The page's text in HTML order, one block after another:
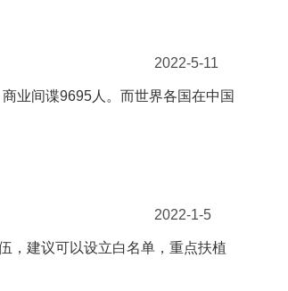
2022-5-11
业间谍9695人。而世界各国在中国
2022-1-5
，建议可以设立白名单，重点扶植